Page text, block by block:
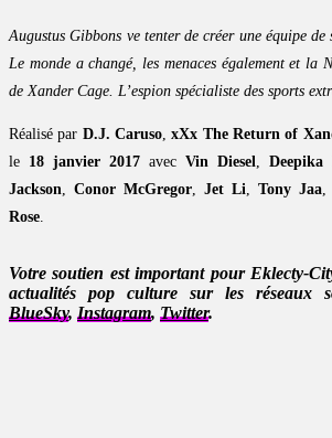
Augustus Gibbons ve tenter de créer une équipe de
Le monde a changé, les menaces également et la
de Xander Cage. L’espion spécialiste des sports
Réalisé par D.J. Caruso,xXx The Return of
le 18 janvier 2017 avec Vin Diesel, Deepika
Jackson, Conor McGregor, Jet Li, Tony Jaa,
Rose.
Votre soutien est important pour Eklecty-
actualités pop culture sur les réseaux
BlueSky, Instagram, Twitter.